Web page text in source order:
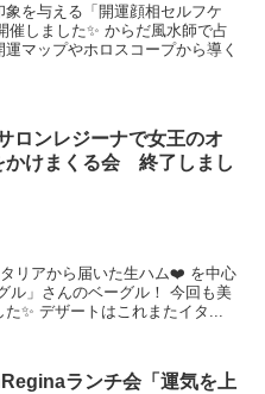
を与える「開運顔相セルフケ
催しました✨ からだ風水師で占
マップやホロスコープから導く
ンレジーナで女王のオ
かけまくる会 終了しまし
リアから届いた生ハム❤️ を中心
ル」さんのベーグル！ 今回も美
✨ デザートはこれまたイタ...
ランチ会「運気を上